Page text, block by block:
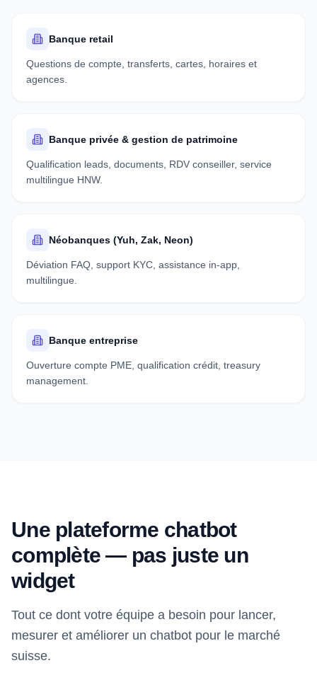
Banque retail
Questions de compte, transferts, cartes, horaires et
agences.
Banque privée & gestion de patrimoine
Qualification leads, documents, RDV conseiller, service
multilingue HNW.
Néobanques (Yuh, Zak, Neon)
Déviation FAQ, support KYC, assistance in-app,
multilingue.
Banque entreprise
Ouverture compte PME, qualification crédit, treasury
management.
Une plateforme chatbot
complète — pas juste un
widget
Tout ce dont votre équipe a besoin pour lancer,
mesurer et améliorer un chatbot pour le marché
suisse.